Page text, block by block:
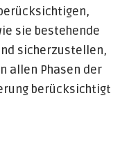
sie bestehende
sicherzustellen,
allen Phasen der
berücksichtigt